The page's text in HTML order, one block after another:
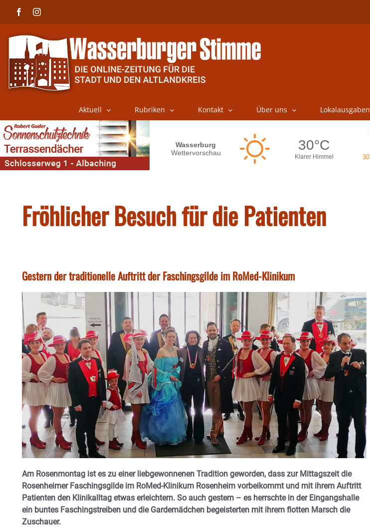
FacebookInstagram
Aktuell Rubriken Kontakt Über uns Lokalausgaben
Fröhlicher Besuch für die Patienten
Gestern der traditionelle Auftritt der Faschingsgilde im RoMed-Klinikum
Am Rosenmontag ist es zu einer liebgewonnenen Tradition geworden, dass zur Mittagszeit die
Rosenheimer Faschingsgilde im RoMed-Klinikum Rosenheim vorbeikommt und mit ihrem Auftritt
Patienten den Klinikalltag etwas erleichtern. So auch gestern – es herrschte in der Eingangshalle
ein buntes Faschingstreiben und die Gardemädchen begeisterten mit ihrem flotten Marsch die
Zuschauer.